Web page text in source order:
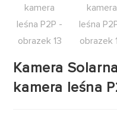
Kamera
kamera leśna